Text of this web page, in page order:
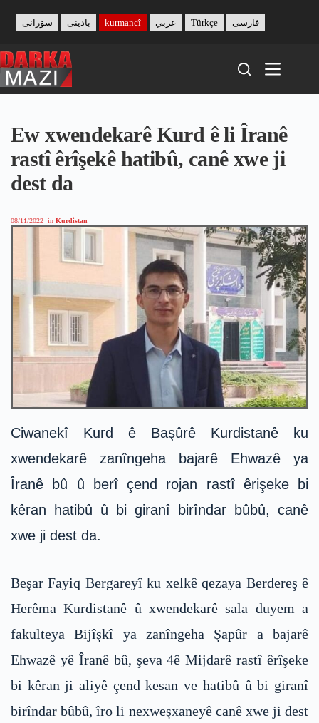
content
بادینی سۆرانی kurmancî عربي Türkçe فارسی
Ew xwendekarê Kurd ê li Îranê
rastî êrîşekê hatibû, canê xwe ji
dest da
08/11/2022 in Kurdistan
Ciwanekî Kurd ê Başûrê Kurdistanê ku
xwendekarê zanîngeha bajarê Ehwazê ya
Îranê bû û berî çend rojan rastî êrişeke bi
kêran hatibû û bi giranî birîndar bûbû, canê
xwe ji dest da.
Beşar Fayiq Bergareyî ku xelkê qezaya Berdereş ê
Herêma Kurdistanê û xwendekarê sala duyem a
fakulteya Bijîşkî ya zanîngeha Şapûr a bajarê
Ehwazê yê Îranê bû, şeva 4ê Mijdarê rastî êrîşeke
bi kêran ji aliyê çend kesan ve hatibû û bi giranî
birîndar bûbû, îro li nexweşxaneyê canê xwe ji dest